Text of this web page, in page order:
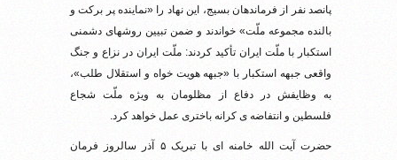
پانصد نفر از فرماندهان بسیج، این نهاد را «نماینده پر برکت و
بالنده مجموعه ملّت» خواندند و ضمن تبیین روشهای دشمنی
استکبار با ملّت ایران تأکید کردند: ملّت ایران در نزاع و جنگ
واقعی جبهه استکبار با «جبهه هویت خواه و استقلال طلب»،
به وظایفش در دفاع از مظلومان به ویژه ملّت شجاع
فلسطین و انتفاضه ی کرانه باختری عمل خواهد کرد.
حضرت آیت الله خامنه ای با تبریک ۵ آذر سالروز فرمان